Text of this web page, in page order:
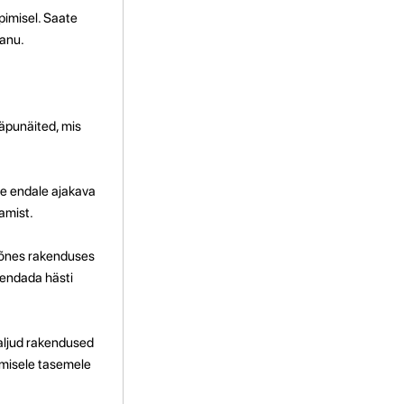
Saate
mis
endale ajakava
rakenduses
hästi
rakendused
tasemele